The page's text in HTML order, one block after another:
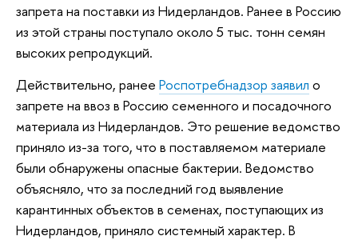
запрета на поставки из Нидерландов. Ранее в Россию
из этой страны поступало около 5 тыс. тонн семян
высоких репродукций.
Действительно, ранее Роспотребнадзор заявил о
запрете на ввоз в Россию семенного и посадочного
материала из Нидерландов. Это решение ведомство
приняло из-за того, что в поставляемом материале
были обнаружены опасные бактерии. Ведомство
объясняло, что за последний год выявление
карантинных объектов в семенах, поступающих из
Нидерландов, приняло системный характер. В